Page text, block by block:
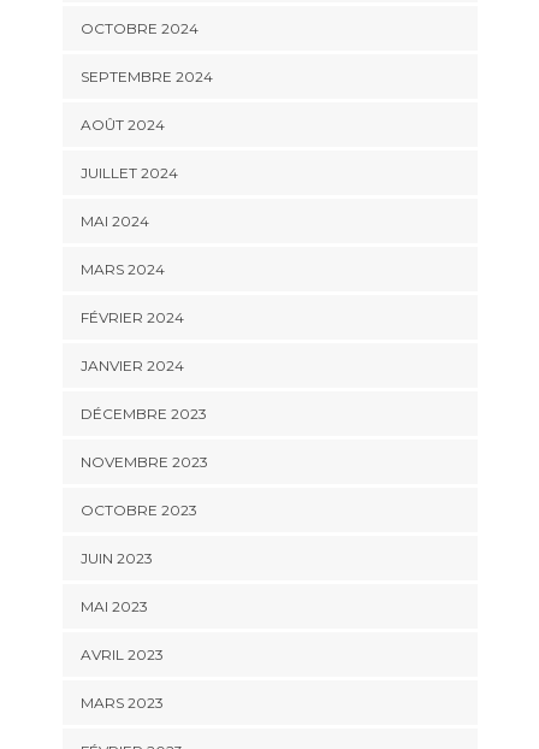
OCTOBRE 2024
SEPTEMBRE 2024
AOÛT 2024
JUILLET 2024
MAI 2024
MARS 2024
FÉVRIER 2024
JANVIER 2024
DÉCEMBRE 2023
NOVEMBRE 2023
OCTOBRE 2023
JUIN 2023
MAI 2023
AVRIL 2023
MARS 2023